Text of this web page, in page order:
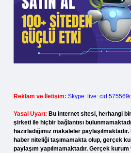
Reklam ve İletişim: Skype:
Yasal Uyarı: Bu internet sitesi, herhangi
şirketi ile hiçbir bağlantısı
hazırladığımız makaleler
haber niteliği taşımamakta olup, gerçek
paylaşım yapılmamaktadır. Gerçek